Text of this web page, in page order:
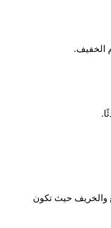
الخفيف.
والخريف حيث تكون